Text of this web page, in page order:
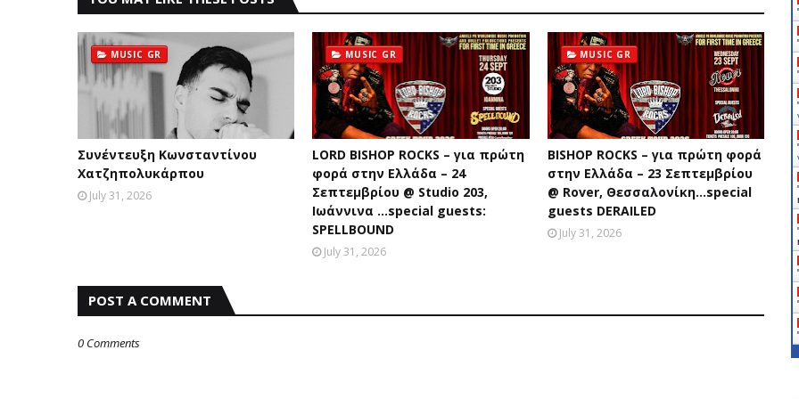
MUSIC GR
Συνέντευξη Κωνσταντίνου
Χατζηπολυκάρπου
July 31, 2026
MUSIC GR
LORD BISHOP ROCKS – για πρώτη
φορά στην Ελλάδα – 24
Σεπτεμβρίου @ Studio 203,
Ιωάννινα …special guests:
SPELLBOUND
July 31, 2026
MUSIC GR
BISHOP ROCKS – για πρώτη φορά
στην Ελλάδα – 23 Σεπτεμβρίου
@ Rover, Θεσσαλονίκη...special
guests DERAILED
July 31, 2026
POST A COMMENT
0 Comments